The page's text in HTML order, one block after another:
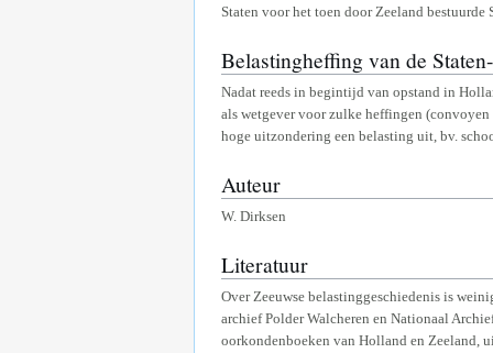
Staten voor het toen door Zeeland
Belastingheffing van de
Nadat reeds in begintijd van opstand in
als wetgever voor zulke heffingen
hoge uitzondering een belasting uit, bv.
Auteur
W. Dirksen
Literatuur
Over Zeeuwse belastinggeschiedenis is
archief Polder Walcheren en Nationaal
oorkondenboeken van Holland en Zeeland,